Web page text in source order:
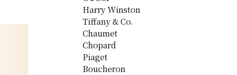
Harry Winston
Tiffany & Co.
Chaumet
Chopard
Piaget
Boucheron